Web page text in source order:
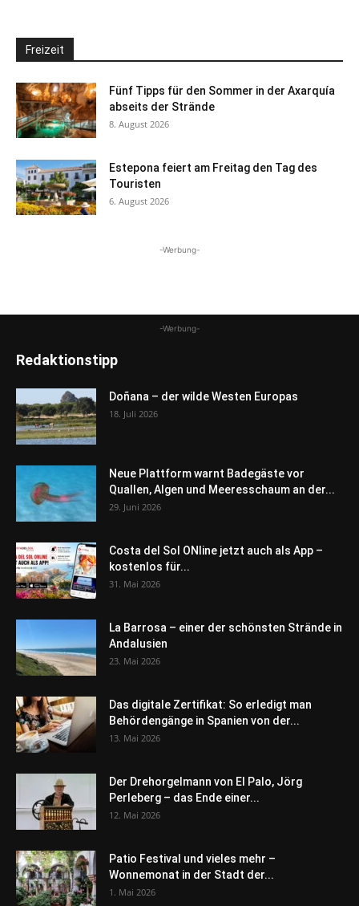
Freizeit
Fünf Tipps für den Sommer in der Axarquía
abseits der Strände
8. August 2026
Estepona feiert am Freitag den Tag des
Touristen
6. August 2026
-Werbung-
-Werbung-
Redaktionstipp
Doñana – der wilde Westen Europas
18. Juli 2026
Neue Plattform warnt Badegäste vor
Quallen, Algen und Meeresschaum an der...
29. Juni 2026
Costa del Sol ONline jetzt auch als App –
kostenlos für...
31. Mai 2026
La Barrosa – einer der schönsten Strände in
Andalusien
23. Mai 2026
Das digitale Zertifikat: So erledigt man
Behördengänge in Spanien von der...
13. Mai 2026
Der Drehorgelmann von El Palo, Jörg
Perleberg – das Ende einer...
12. Mai 2026
Patio Festival und vieles mehr –
Wonnemonat in der Stadt der...
1. Mai 2026